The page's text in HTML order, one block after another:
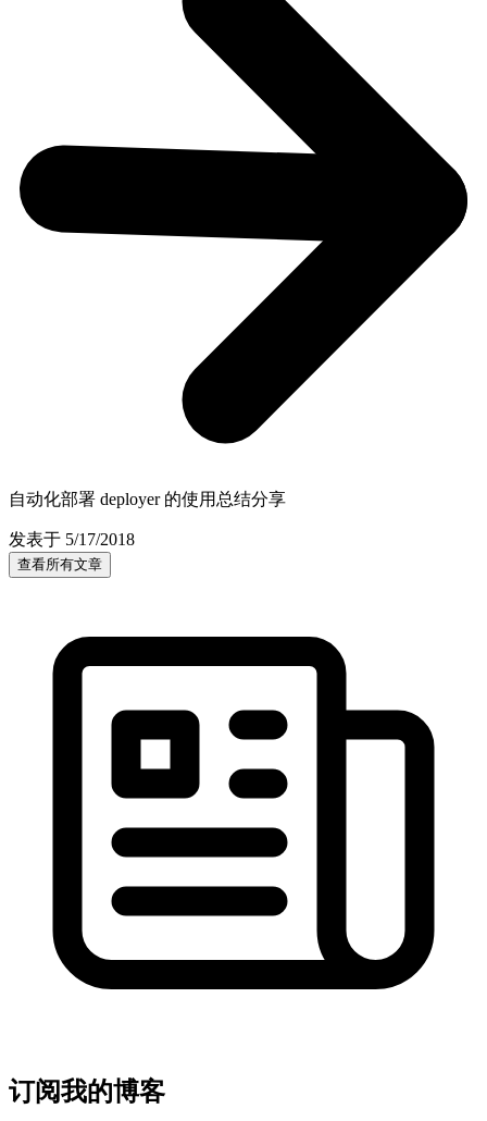
自动化部署 deployer 的使用总结分享
发表于 5/17/2018
查看所有文章
订阅我的博客